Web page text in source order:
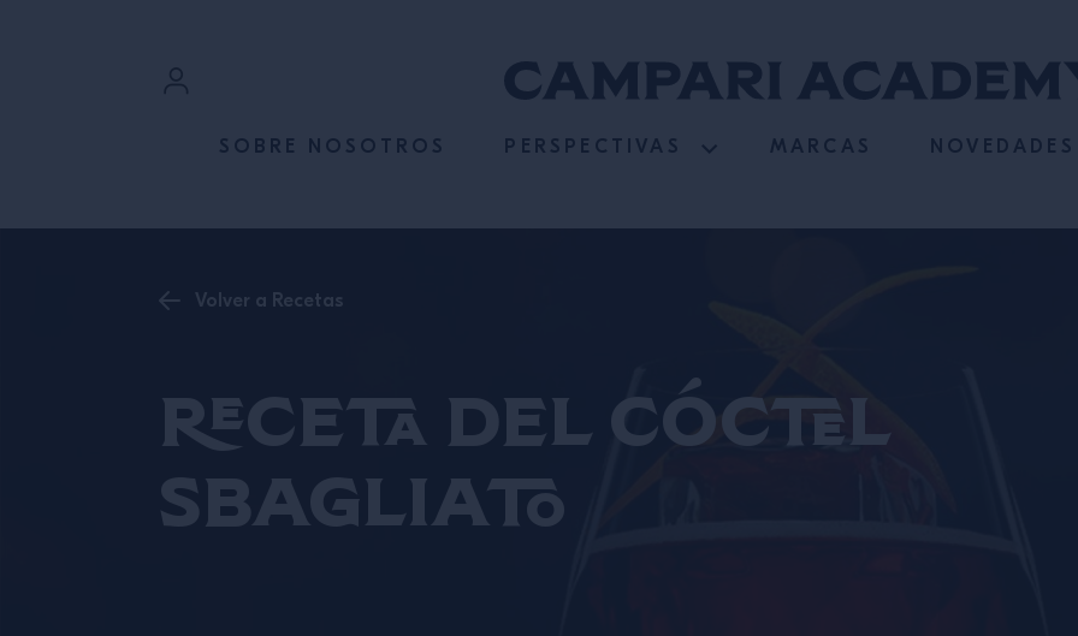
SOBRE NOSOTROS PERSPECTIVAS MARCAS NOVEDADES
Volver a Recetas
Receta del cóctel
Sbagliato